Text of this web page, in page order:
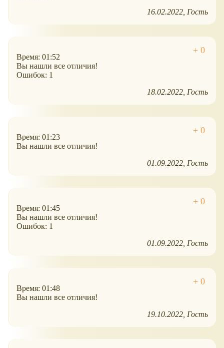
16.02.2022 Гость
Время: 01:52
Вы нашли все отличия!
Ошибок: 1
18.02.2022 Гость
Время: 01:23
Вы нашли все отличия!
01.09.2022 Гость
Время: 01:45
Вы нашли все отличия!
Ошибок: 1
01.09.2022 Гость
Время: 01:48
Вы нашли все отличия!
19.10.2022 Гость